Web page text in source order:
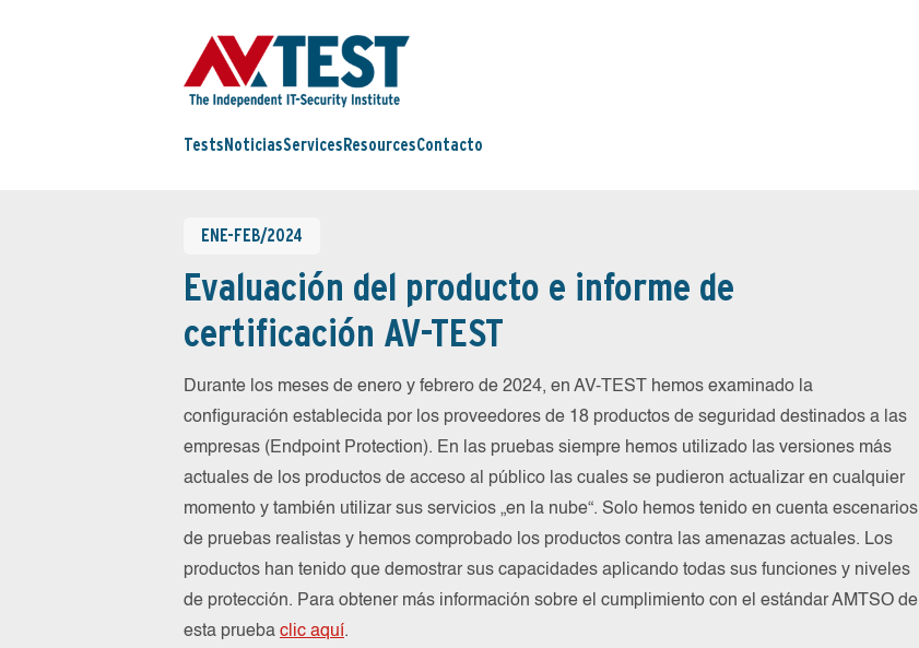
Tests NoticiasServices ResourcesContacto
ENE-FEB/2024
Evaluación del producto e informe de
certificación AV-TEST
Durante los meses de enero y febrero de 2024, en AV-TEST hemos examinado la
configuración establecida por los proveedores de 18 productos de seguridad destinados a las
empresas (Endpoint Protection). En las pruebas siempre hemos utilizado las versiones más
actuales de los productos de acceso al público las cuales se pudieron actualizar en cualquier
momento y también utilizar sus servicios „en la nube“. Solo hemos tenido en cuenta escenarios
de pruebas realistas y hemos comprobado los productos contra las amenazas actuales. Los
productos han tenido que demostrar sus capacidades aplicando todas sus funciones y niveles
de protección. Para obtener más información sobre el cumplimiento con el estándar AMTSO de
esta prueba clic aquí.